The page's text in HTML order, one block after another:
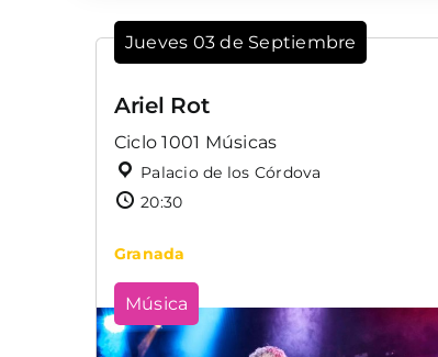
Jueves 03 de Septiembre
Ariel Rot
Ciclo 1001 Músicas
Palacio de los Córdova
20:30
Granada
Música